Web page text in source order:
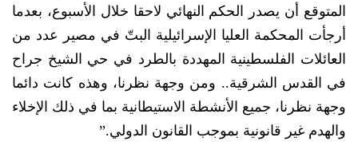
المتوقع أن يصدر الحكم النهائي لاحقا خلال الأسبوع، بعدما
أرجأت المحكمة العليا الإسرائيلية البتّ في مصير عدد من
العائلات الفلسطينية المهددة بالطرد في حي الشيخ جراح
في القدس الشرقية.. ومن وجهة نظرنا، وهذه كانت دائما
وجهة نظرنا، جميع الأنشطة الاستيطانية بما في ذلك الإخلاء
والهدم غير قانونية بموجب القانون الدولي.”